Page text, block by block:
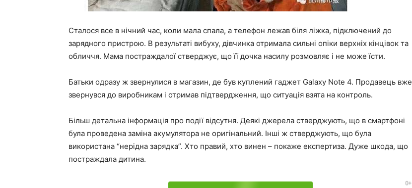
Сталося все в нічний час, коли мала спала, а телефон лежав біля ліжка, підключений до
зарядного пристрою. В результаті вибуху, дівчинка отримала сильні опіки верхніх кінцівок та
обличчя. Мама постраждалої стверджує, що її дочка насилу розмовляє і не може їсти.
Батьки одразу ж звернулися в магазин, де був куплений гаджет Galaxy Note 4. Продавець вже
звернувся до виробникам і отримав підтвердження, що ситуація взята на контроль.
Більш детальна інформація про події відсутня. Деякі джерела стверджують, що в смартфоні
була проведена заміна акумулятора не оригінальний. Інші ж стверджують, що була
використана “нерідна зарядка”. Хто правий, хто винен – покаже експертиза. Дуже шкода, що
постраждала дитина.